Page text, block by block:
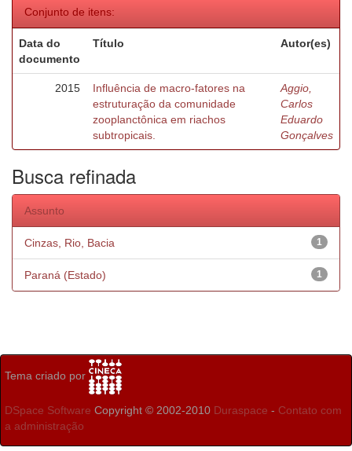
Conjunto de itens:
Data do
documento
Título Autor(es)
2015
Influência de macro-fatores na
estruturação da comunidade
zooplanctônica em riachos
subtropicais.
Aggio,
Carlos
Eduardo
Gonçalves
Busca refinada
Assunto
1
Cinzas, Rio, Bacia
1
Paraná (Estado)
Tema criado por
DSpace Software Copyright © 2002-2010 Duraspace - Contato com
a administração